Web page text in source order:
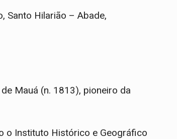
Santo Hilarião – Abade,
Mauá (n. 1813), pioneiro da
o Instituto Histórico e Geográfico